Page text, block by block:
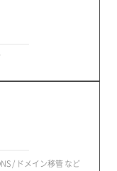
/ ドメイン移管 など